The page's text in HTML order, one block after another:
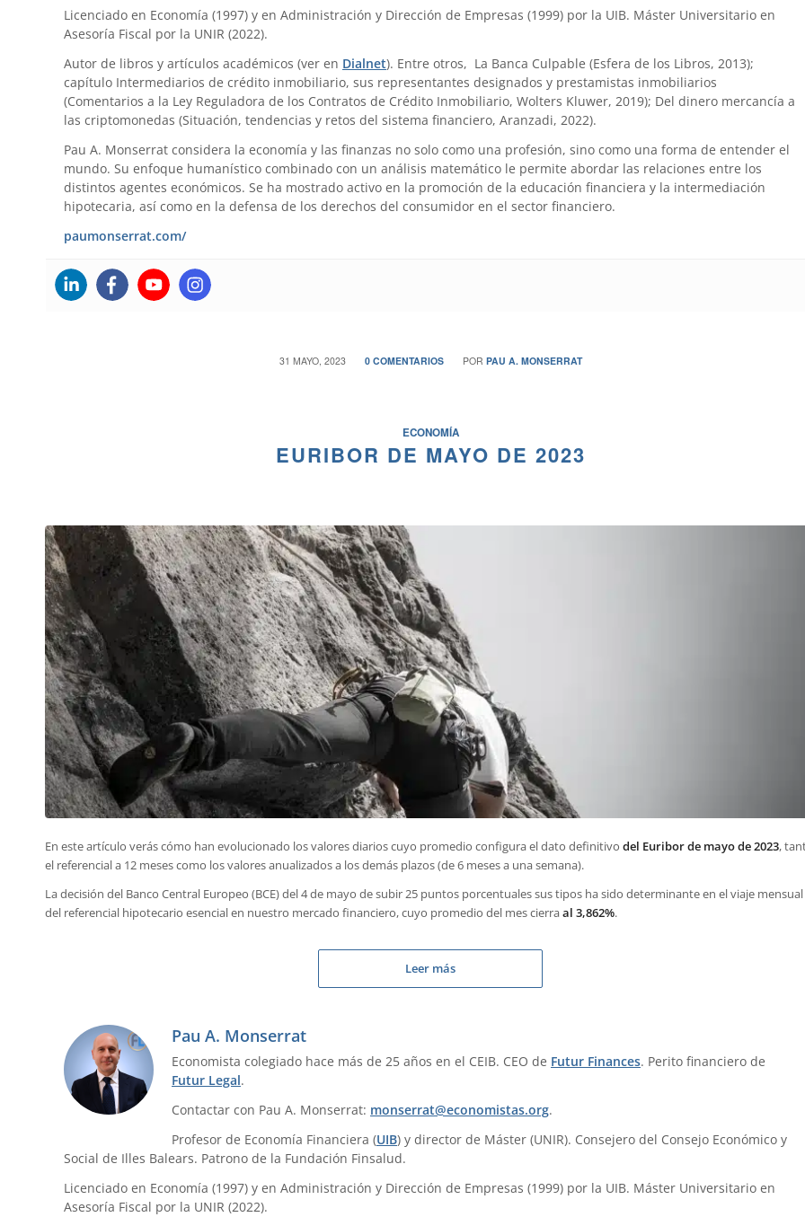
Licenciado en Economía (1997) y en Administración y Dirección de Empresas (1999) por la UIB. Máster Universitario en
Asesoría Fiscal por la UNIR (2022).
Autor de libros y artículos académicos (ver en Dialnet). Entre otros, La Banca Culpable (Esfera de los Libros, 2013);
capítulo Intermediarios de crédito inmobiliario, sus representantes designados y prestamistas inmobiliarios
(Comentarios a la Ley Reguladora de los Contratos de Crédito Inmobiliario, Wolters Kluwer, 2019); Del dinero mercancía a
las criptomonedas (Situación, tendencias y retos del sistema financiero, Aranzadi, 2022).
Pau A. Monserrat considera la economía y las finanzas no solo como una profesión, sino como una forma de entender el
mundo. Su enfoque humanístico combinado con un análisis matemático le permite abordar las relaciones entre los
distintos agentes económicos. Se ha mostrado activo en la promoción de la educación financiera y la intermediación
hipotecaria, así como en la defensa de los derechos del consumidor en el sector financiero.
paumonserrat.com/
31 MAYO, 2023
/ 0 COMENTARIOS
/ POR PAU A. MONSERRAT
ECONOMÍA
EURIBOR DE MAYO DE 2023
En este artículo verás cómo han evolucionado los valores diarios cuyo promedio configura el dato definitivo del Euribor de mayo de 2023,
el referencial a 12 meses como los valores anualizados a los demás plazos (de 6 meses a una semana).
La decisión del Banco Central Europeo (BCE) del 4 de mayo de subir 25 puntos porcentuales sus tipos ha sido determinante en el viaje mensual
del referencial hipotecario esencial en nuestro mercado financiero, cuyo promedio del mes cierraal 3,862%.
Leer más
Pau A. Monserrat
Economista colegiado hace más de 25 años en el CEIB. CEO de Futur Finances. Perito financiero de
Futur Legal.
Contactar con Pau A. Monserrat: monserrat@economistas.org.
Profesor de Economía Financiera (UIB) y director de Máster (UNIR). Consejero del Consejo Económico y
Social de Illes Balears. Patrono de la Fundación Finsalud.
Licenciado en Economía (1997) y en Administración y Dirección de Empresas (1999) por la UIB. Máster Universitario en
Asesoría Fiscal por la UNIR (2022).